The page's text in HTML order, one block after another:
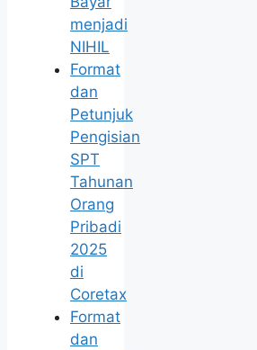
menjadi
NIHIL
Format
dan
Petunjuk
Pengisian
SPT
Tahunan
Orang
Pribadi
2025
di
Coretax
Format
dan